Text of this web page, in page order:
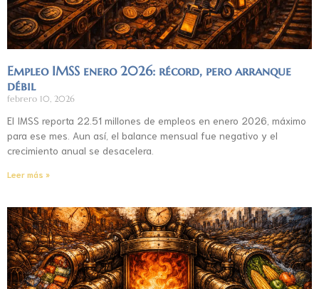
Empleo IMSS enero 2026: récord, pero arranque
débil
febrero 10, 2026
El IMSS reporta 22.51 millones de empleos en enero 2026, máximo
para ese mes. Aun así, el balance mensual fue negativo y el
crecimiento anual se desacelera.
Leer más »